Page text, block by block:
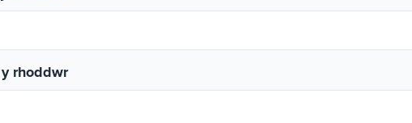
rhoddwr